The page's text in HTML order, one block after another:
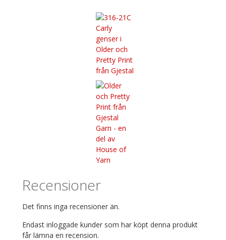
Recensioner
Det finns inga recensioner än.
Endast inloggade kunder som har köpt denna produkt
får lämna en recension.